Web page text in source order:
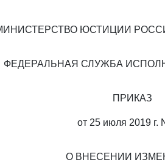
ЮСТИЦИИ
ФЕДЕРАЛЬНАЯ СЛУЖБА
ПРИКАЗ
от 25 июля 2019 г.
О ВНЕСЕНИИ